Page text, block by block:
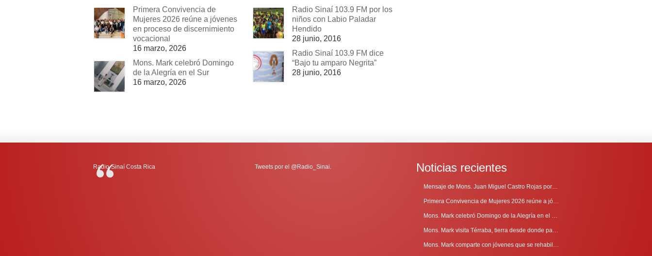
Primera Convivencia de
Mujeres 2026 reúne a jóvenes
en proceso de discernimiento
vocacional
16 marzo, 2026
Mons. Mark celebró Domingo
de la Alegría en el Sur
16 marzo, 2026
Radio Sinaí 103.9 FM por los
niños con Labio Paladar
Hendido
28 junio, 2016
Radio Sinaí 103.9 FM dice
“Bajo tu amparo Negrita”
28 junio, 2016
Radio-Sinaí Costa Rica Tweets por el @Radio_Sinai. Noticias recientes
Mensaje de Mons. Juan Miguel Castro Rojas por el 69º Aniversario de Radio Sinaí
Primera Convivencia de Mujeres 2026 reúne a jóvenes en proceso de discernimiento vocacional
Mons. Mark celebró Domingo de la Alegría en el Sur
Mons. Mark visita Térraba, tierra desde donde parte la evangelización
Mons. Mark comparte con jóvenes que se rehabilitan en Comunidad Cenáculo